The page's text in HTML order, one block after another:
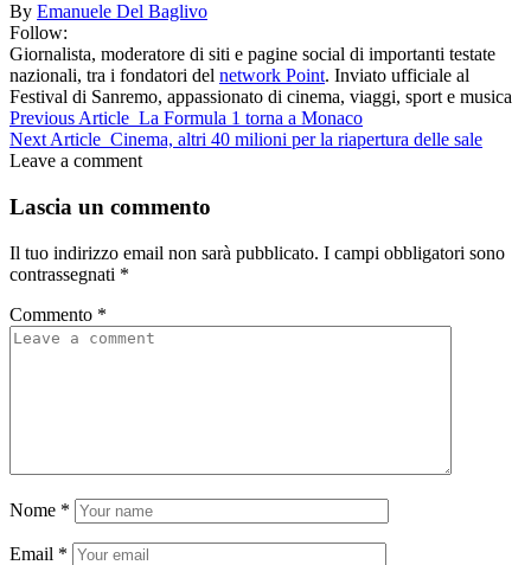
By Emanuele Del Baglivo
Follow:
Giornalista, moderatore di siti e pagine social di importanti testate
nazionali, tra i fondatori del network Point. Inviato ufficiale al
Festival di Sanremo, appassionato di cinema, viaggi, sport e musica
Previous Article La Formula 1 torna a Monaco
Next Article Cinema, altri 40 milioni per la riapertura delle sale
Leave a comment
Lascia un commento
Il tuo indirizzo email non sarà pubblicato. I campi obbligatori sono
contrassegnati *
Commento *
Nome *
Email *